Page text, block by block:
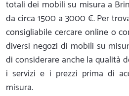
totali dei mobili su misura a
da circa 1500 a 3000 €. Per
consigliabile cercare online o
diversi negozi di mobili su
di considerare anche la qualità
i servizi e i prezzi prima di
misura.